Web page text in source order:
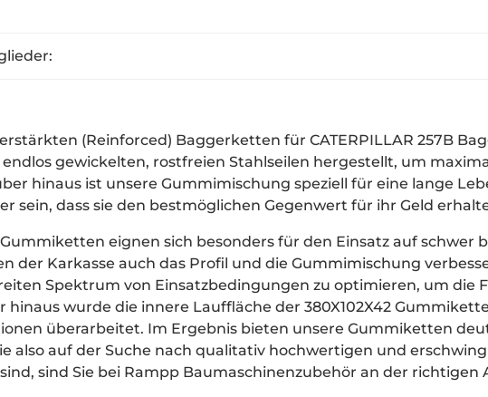
(Reinforced) Baggerketten für CATERPILLAR 257B
gewickelten, rostfreien Stahlseilen hergestellt, um
hinaus ist unsere Gummimischung speziell für eine lange
sein, dass sie den bestmöglichen Gegenwert für ihr Geld
Gummiketten eignen sich besonders für den Einsatz auf schwer
der Karkasse auch das Profil und die Gummimischung
Spektrum von Einsatzbedingungen zu optimieren, um die
hinaus wurde die innere Lauffläche der 380X102X42
überarbeitet. Im Ergebnis bieten unsere Gummiketten
also auf der Suche nach qualitativ hochwertigen und
sind, sind Sie bei Rampp Baumaschinenzubehör an der richtigen